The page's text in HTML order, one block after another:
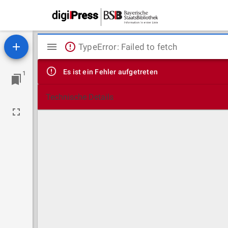
1
Mirador
Viewer
TypeError: Failed to fetch
Es ist ein Fehler aufgetreten
Technische Details